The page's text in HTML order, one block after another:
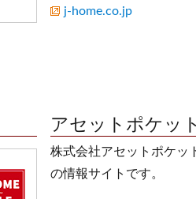
j-home.co.jp
アセットポケット
株式会社アセットポケッ
の情報サイトです。